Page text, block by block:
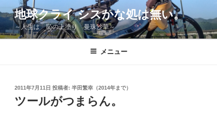
ン
テ
ン
地球クライ シスかな処は無い。
～人生は 恥の上塗り 曼珠沙華～
メニュー
投
稿
日:
2011年7月11日 投稿者: 半田繁幸（2014年まで）
ツールがつまらん。